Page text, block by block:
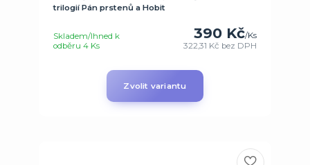
trilogií Pán prstenů a Hobit
390 Kč/Ks
322,31 Kč bez DPH
Skladem/Ihned k
odběru 4 Ks
Zvolit variantu